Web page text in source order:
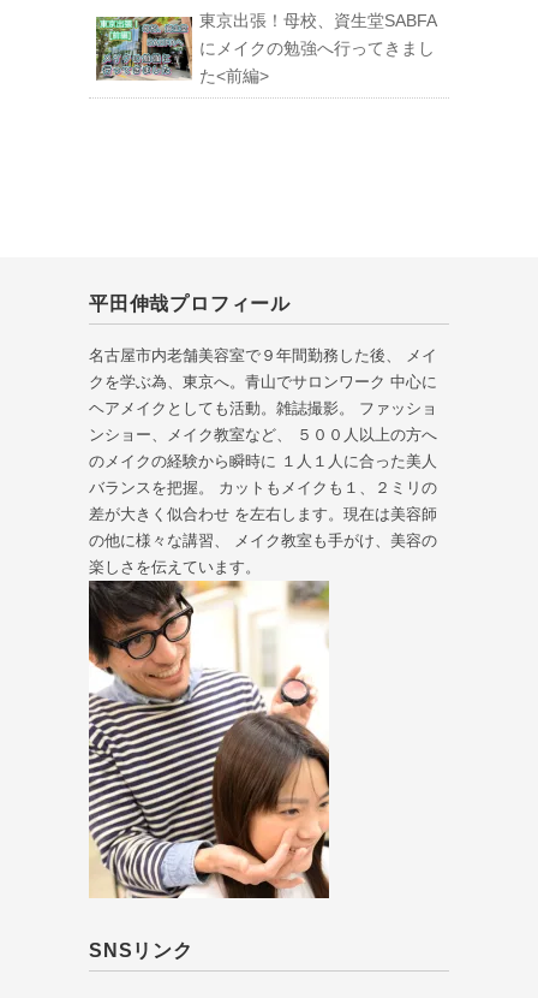
東京出張！母校、資生堂SABFA
にメイクの勉強へ行ってきまし
た<前編>
平田伸哉プロフィール
名古屋市内老舗美容室で９年間勤務した後、 メイ
クを学ぶ為、東京へ。青山でサロンワーク 中心に
ヘアメイクとしても活動。雑誌撮影。 ファッショ
ンショー、メイク教室など、 ５００人以上の方へ
のメイクの経験から瞬時に １人１人に合った美人
バランスを把握。 カットもメイクも１、２ミリの
差が大きく似合わせ を左右します。現在は美容師
の他に様々な講習、 メイク教室も手がけ、美容の
楽しさを伝えています。
SNSリンク